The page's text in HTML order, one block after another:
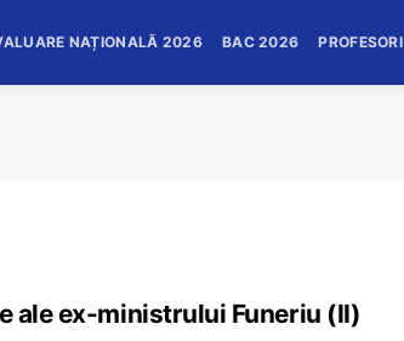
NAȚIONALĂ 2026 BAC 2026 PROFESORI
ale ex-ministrului Funeriu (II)